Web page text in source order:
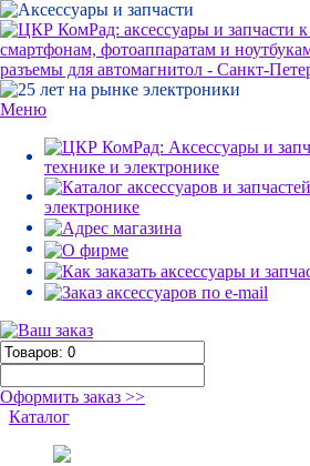
Меню
Оформить заказ >>
Каталог